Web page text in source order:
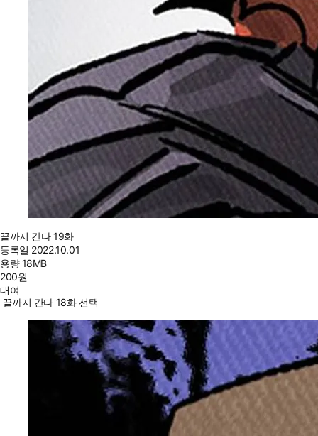
끝까지 간다 19화
등록일 2022.10.01
용량18MB
200원
대여
끝까지 간다 18화 선택